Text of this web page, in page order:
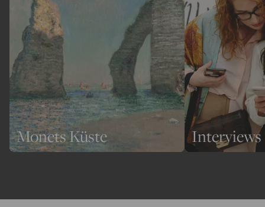
Monets Küste Interviews